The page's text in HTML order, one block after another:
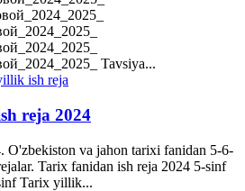
Tavsiya...
reja 2024
O'zbekiston va jahon tarixi fanidan 5-6-
Tarix fanidan ish reja 2024 5-sinf
Tarix yillik...